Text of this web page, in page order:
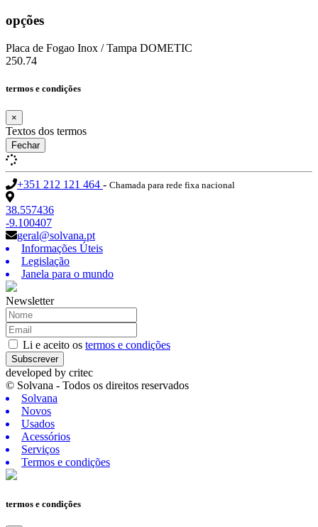
opções
Placa de Fogao Inox / Tampa DOMETIC
250.74
termos e condições
×
Textos dos termos
Fechar
+351 212 121 464 - Chamada para rede fixa nacional
38.557436
-9.100407
geral@solvana.pt
Informações Úteis
Legislação
Janela para o mundo
Newsletter
Li e aceito os termos e condições
Subscrever
developed by critec
© Solvana - Todos os direitos reservados
Solvana
Novos
Usados
Acessórios
Serviços
Termos e condições
termos e condições